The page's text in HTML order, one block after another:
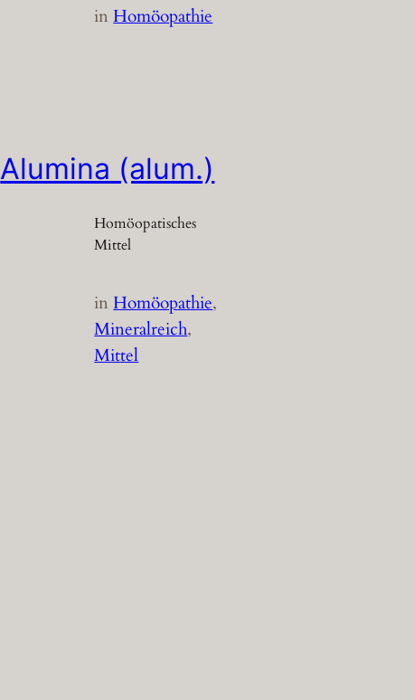
inHomöopathie
Alumina (alum.)
Homöopatisches
Mittel
inHomöopathie
Mineralreich
Mittel